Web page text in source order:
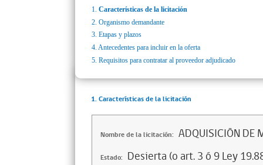
1. Características de la licitación
2. Organismo demandante
3. Etapas y plazos
4. Antecedentes para incluir en la oferta
5. Requisitos para contratar al proveedor adjudicado
1. Características de la licitación
Nombre de la licitación: ADQUISICIÓN DE
Estado: Desierta (o art. 3 ó 9 Ley